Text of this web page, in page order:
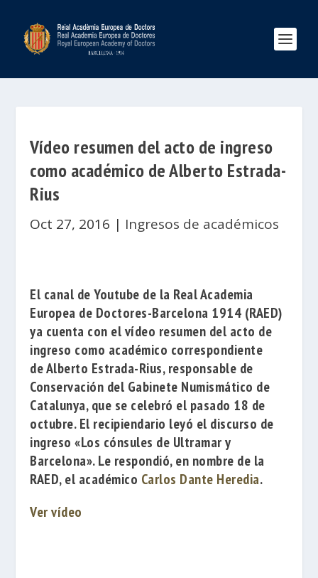
Vídeo resumen del acto de ingreso
como académico de Alberto Estrada-
Rius
Oct 27, 2016 | Ingresos de académicos
El canal de Youtube de la Real Academia
Europea de Doctores-Barcelona 1914 (RAED)
ya cuenta con el vídeo resumen del acto de
ingreso como académico correspondiente
deAlberto Estrada-Rius, responsable de
Conservación del Gabinete Numismático de
Catalunya, que se celebró el pasado 18 de
octubre. El recipiendario leyó el discurso de
ingreso«Los cónsules de Ultramar y
Barcelona». Le respondió, en nombre de la
RAED, el académico Carlos Dante Heredia.
Ver vídeo